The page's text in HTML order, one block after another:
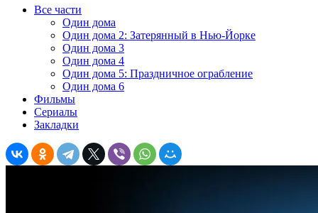
Все части
Один дома
Один дома 2: Затерянный в Нью-Йорке
Один дома 3
Один дома 4
Один дома 5: Праздничное ограбление
Один дома 6
Фильмы
Сериалы
Закладки